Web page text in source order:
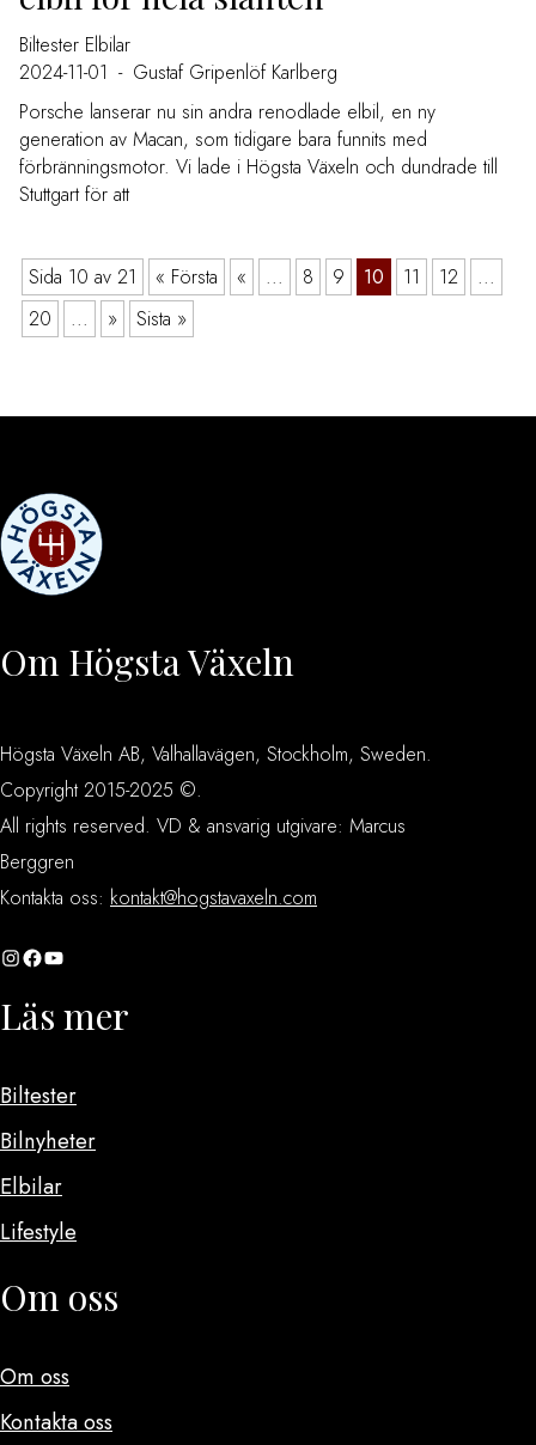
Biltester Elbilar
2024-11-01 - Gustaf Gripenlöf Karlberg
Porsche lanserar nu sin andra renodlade elbil, en ny
generation av Macan, som tidigare bara funnits med
förbränningsmotor. Vi lade i Högsta Växeln och dundrade till
Stuttgart för att
Sida 10 av 21 « Första « ... 8 9 10 11 12
...
20
... » Sista »
Om Högsta Växeln
Högsta Växeln AB, Valhallavägen, Stockholm, Sweden.
Copyright 2015-2025 ©.
All rights reserved. VD & ansvarig utgivare: Marcus
Berggren
Kontakta oss: kontakt@hogstavaxeln.com
InstagramFacebook YouTube
Läs mer
Biltester
Bilnyheter
Elbilar
Lifestyle
Om oss
Om oss
Kontakta oss